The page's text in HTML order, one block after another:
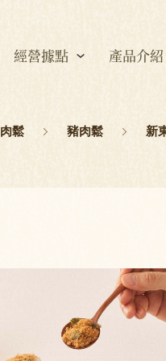
經營據點 產品介紹
肉鬆 豬肉鬆 新